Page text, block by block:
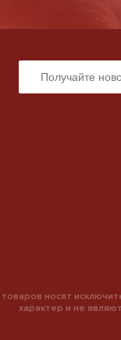
носят
характер и не